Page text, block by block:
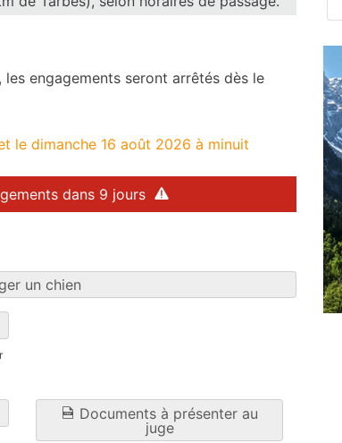
engagements seront arrêtés dès le
le dimanche 16 août 2026 à minuit
dans 9 jours
un chien
Documents à présenter au
juge